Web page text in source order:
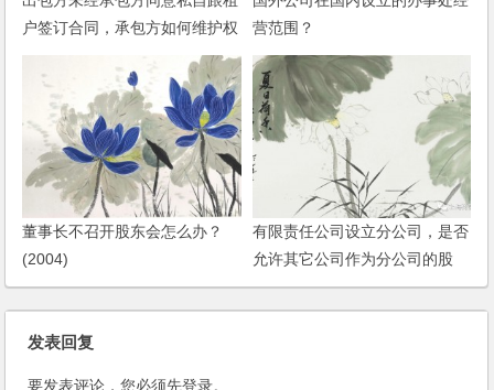
户签订合同，承包方如何维护权
营范围？
董事长不召开股东会怎么办？
(2004)
有限责任公司设立分公司，是否
允许其它公司作为分公司的股
东？
发表回复
要发表评论，您必须先登录。